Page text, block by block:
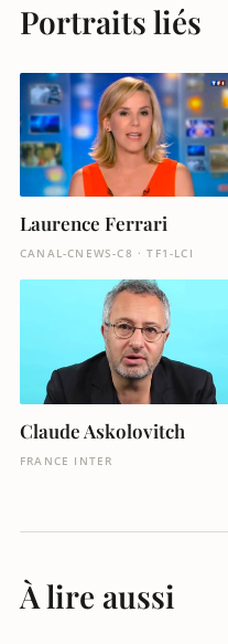
Portraits liés
Laurence Ferrari
CANAL-CNEWS-C8 · TF1-LCI
Claude Askolovitch
FRANCE INTER
À lire aussi